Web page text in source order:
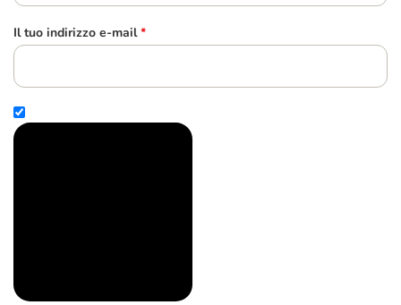
Il tuo indirizzo e-mail *